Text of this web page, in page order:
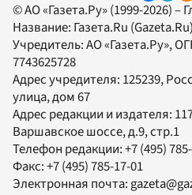
© АО «Газета.Ру» (1999-2026) –
Название: Газета.Ru (Gazeta.Ru)
Учредитель:АО «Газета.Ру»,
7743625728
Адрес учредителя: 125239,
улица, дом 67
Адрес редакции и издателя:
Варшавское шоссе, д.9, стр.1
Телефон редакции:+7 (495)
Факс:+7 (495) 785-17-01
Электронная почта: